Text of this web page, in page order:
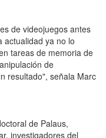
de videojuegos antes
actualidad ya no lo
tareas de memoria de
de
resultado", señala Marc
de Palaus,
investigadores del